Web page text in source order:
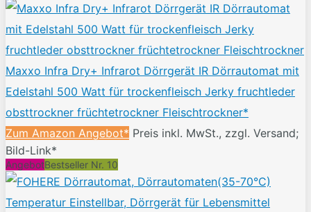
Maxxo Infra Dry+ Infrarot Dörrgerät IR Dörrautomat mit
Edelstahl 500 Watt für trockenfleisch Jerky fruchtleder
obsttrockner früchtetrockner Fleischtrockner*
Zum Amazon Angebot* Preis inkl. MwSt., zzgl. Versand;
Bild-Link*
AngebotBestseller Nr. 10